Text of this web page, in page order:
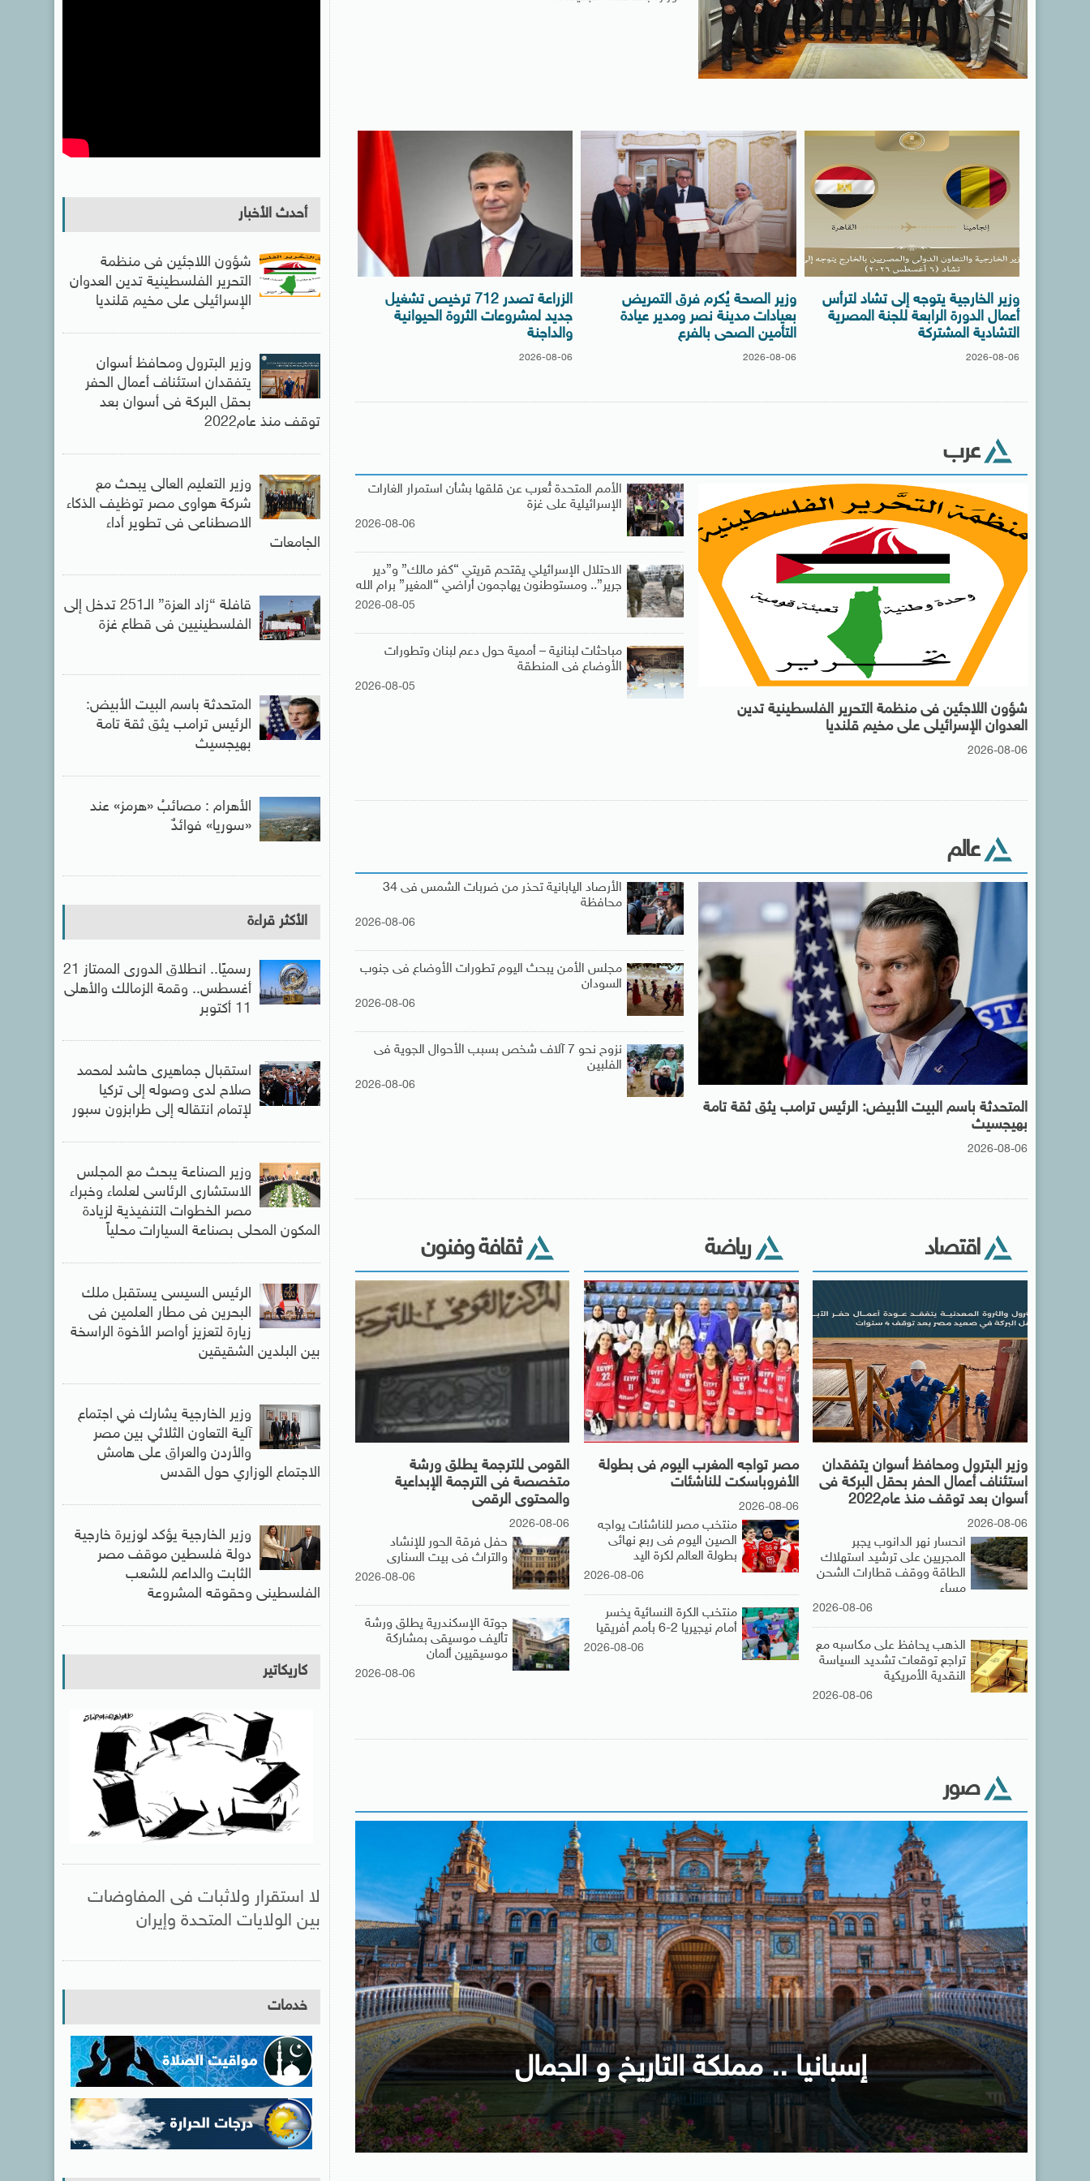
وزير الخارجية يتوجه إلى تشاد لترأس
أعمال الدورة الرابعة للجنة المصرية
التشادية المشتركة
2026-08-06
وزير الصحة يُكرم فرق التمريض
بعيادات مدينة نصر ومدير عيادة
التأمين الصحى بالفرع
2026-08-06
الزراعة تصدر 712 ترخيص تشغيل
جديد لمشروعات الثروة الحيوانية
والداجنة
2026-08-06
عرب
الأمم المتحدة تُعرب عن قلقها بشأن استمرار الغارات
الإسرائيلية على غزة
2026-08-06
الاحتلال الإسرائيلي يقتحم قريتي “كفر مالك” و”دير
جرير”.. ومستوطنون يهاجمون أراضي “المغير” برام الله
2026-08-05
مباحثات لبنانية – أممية حول دعم لبنان وتطورات
الأوضاع فى المنطقة
2026-08-05
شؤون اللاجئين فى منظمة التحرير الفلسطينية تدين
العدوان الإسرائيلى على مخيم قلنديا
2026-08-06
عالم
الأرصاد اليابانية تحذر من ضربات الشمس فى 34
محافظة
2026-08-06
مجلس الأمن يبحث اليوم تطورات الأوضاع فى جنوب
السودان
2026-08-06
نزوح نحو 7 آلاف شخص بسبب الأحوال الجوية فى
الفلبين
2026-08-06
المتحدثة باسم البيت الأبيض: الرئيس ترامب يثق ثقة تامة
بهيجسيث
2026-08-06
ثقافة وفنون
القومى للترجمة يطلق ورشة
متخصصة فى الترجمة الإبداعية
والمحتوى الرقمى
2026-08-06
حفل فرقة الحور للإنشاد
والتراث فى بيت السنارى
2026-08-06
جوتة الإسكندرية يطلق ورشة
تأليف موسيقى بمشاركة
موسيقيين ألمان
2026-08-06
رياضة
مصر تواجه المغرب اليوم فى بطولة
الأفروباسكت للناشئات
2026-08-06
منتخب مصر للناشئات يواجه
الصين اليوم فى ربع نهائى
بطولة العالم لكرة اليد
2026-08-06
منتخب الكرة النسائية يخسر
أمام نيجيريا 2-6 بأمم أفريقيا
2026-08-06
اقتصاد
وزير البترول ومحافظ أسوان يتفقدان
استئناف أعمال الحفر بحقل البركة فى
أسوان بعد توقف منذ عام2022
2026-08-06
انحسار نهر الدانوب يجبر
المجريين على ترشيد استهلاك
الطاقة ووقف قطارات الشحن
مساء
2026-08-06
الذهب يحافظ على مكاسبه مع
تراجع توقعات تشديد السياسة
النقدية الأمريكية
2026-08-06
صور
إسبانيا .. مملكة التاريخ و الجمال
أحدث الأخبار
شؤون اللاجئين فى منظمة
التحرير الفلسطينية تدين العدوان
الإسرائيلى على مخيم قلنديا
وزير البترول ومحافظ أسوان
يتفقدان استئناف أعمال الحفر
بحقل البركة فى أسوان بعد
توقف منذ عام2022
وزير التعليم العالى يبحث مع
شركة هواوى مصر توظيف الذكاء
الاصطناعى فى تطوير أداء
الجامعات
قافلة “زاد العزة” الـ251 تدخل إلى
الفلسطينيين فى قطاع غزة
المتحدثة باسم البيت الأبيض:
الرئيس ترامب يثق ثقة تامة
بهيجسيث
الأهرام : مصائبُ «هرمز» عند
«سوريا» فوائدٌ
الأكثر قراءة
رسميًا.. انطلاق الدورى الممتاز 21
أغسطس.. وقمة الزمالك والأهلى
11 أكتوبر
استقبال جماهيرى حاشد لمحمد
صلاح لدى وصوله إلى تركيا
لإتمام انتقاله إلى طرابزون سبور
وزير الصناعة يبحث مع المجلس
الاستشارى الرئاسى لعلماء وخبراء
مصر الخطوات التنفيذية لزيادة
المكون المحلى بصناعة السيارات محلياً
الرئيس السيسى يستقبل ملك
البحرين فى مطار العلمين فى
زيارة لتعزيز أواصر الأخوة الراسخة
بين البلدين الشقيقين
وزير الخارجية يشارك في اجتماع
آلية التعاون الثلاثي بين مصر
والأردن والعراق على هامش
الاجتماع الوزاري حول القدس
وزير الخارجية يؤكد لوزيرة خارجية
دولة فلسطين موقف مصر
الثابت والداعم للشعب
الفلسطينى وحقوقه المشروعة
كاريكاتير
لا استقرار ولاثبات فى المفاوضات
بين الولايات المتحدة وإيران
خدمات